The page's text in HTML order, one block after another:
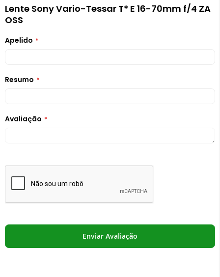
Lente Sony Vario-Tessar T* E 16-70mm f/4 ZA
OSS
Apelido
Resumo
Avaliação
Enviar Avaliação